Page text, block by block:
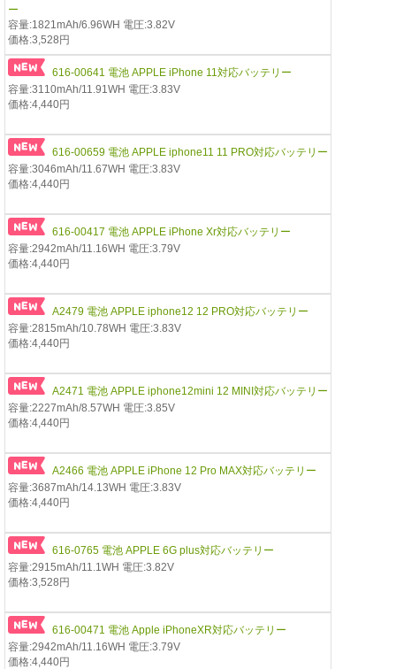
ー
容量:1821mAh/6.96WH 電圧:3.82V
価格:3,528円
616-00641 電池 APPLE iPhone 11対応バッテリー
容量:3110mAh/11.91WH 電圧:3.83V
価格:4,440円
616-00659 電池 APPLE iphone11 11 PRO対応バッテリー
容量:3046mAh/11.67WH 電圧:3.83V
価格:4,440円
616-00417 電池 APPLE iPhone Xr対応バッテリー
容量:2942mAh/11.16WH 電圧:3.79V
価格:4,440円
A2479 電池 APPLE iphone12 12 PRO対応バッテリー
容量:2815mAh/10.78WH 電圧:3.83V
価格:4,440円
A2471 電池 APPLE iphone12mini 12 MINI対応バッテリー
容量:2227mAh/8.57WH 電圧:3.85V
価格:4,440円
A2466 電池 APPLE iPhone 12 Pro MAX対応バッテリー
容量:3687mAh/14.13WH 電圧:3.83V
価格:4,440円
616-0765 電池 APPLE 6G plus対応バッテリー
容量:2915mAh/11.1WH 電圧:3.82V
価格:3,528円
616-00471 電池 Apple iPhoneXR対応バッテリー
容量:2942mAh/11.16WH 電圧:3.79V
価格:4,440円